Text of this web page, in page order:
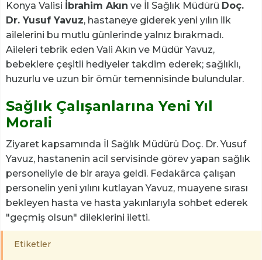
Konya Valisi İbrahim Akın ve İl Sağlık Müdürü Doç.
Dr. Yusuf Yavuz, hastaneye giderek yeni yılın ilk
ailelerini bu mutlu günlerinde yalnız bırakmadı.
Aileleri tebrik eden Vali Akın ve Müdür Yavuz,
bebeklere çeşitli hediyeler takdim ederek; sağlıklı,
huzurlu ve uzun bir ömür temennisinde bulundular.
Sağlık Çalışanlarına Yeni Yıl
Morali
Ziyaret kapsamında İl Sağlık Müdürü Doç. Dr. Yusuf
Yavuz, hastanenin acil servisinde görev yapan sağlık
personeliyle de bir araya geldi. Fedakârca çalışan
personelin yeni yılını kutlayan Yavuz, muayene sırası
bekleyen hasta ve hasta yakınlarıyla sohbet ederek
"geçmiş olsun" dileklerini iletti.
Etiketler